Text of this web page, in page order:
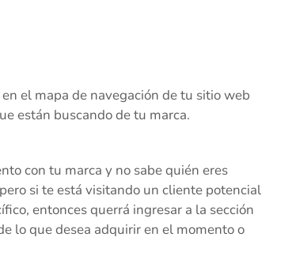
el mapa de navegación de tu sitio web
están buscando de tu marca.
con tu marca y no sabe quién eres
si te está visitando un cliente potencial
entonces querrá ingresar a la sección
lo que desea adquirir en el momento o